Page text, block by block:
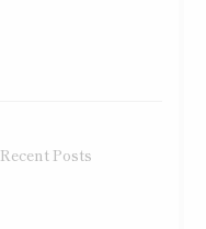
Recent Posts